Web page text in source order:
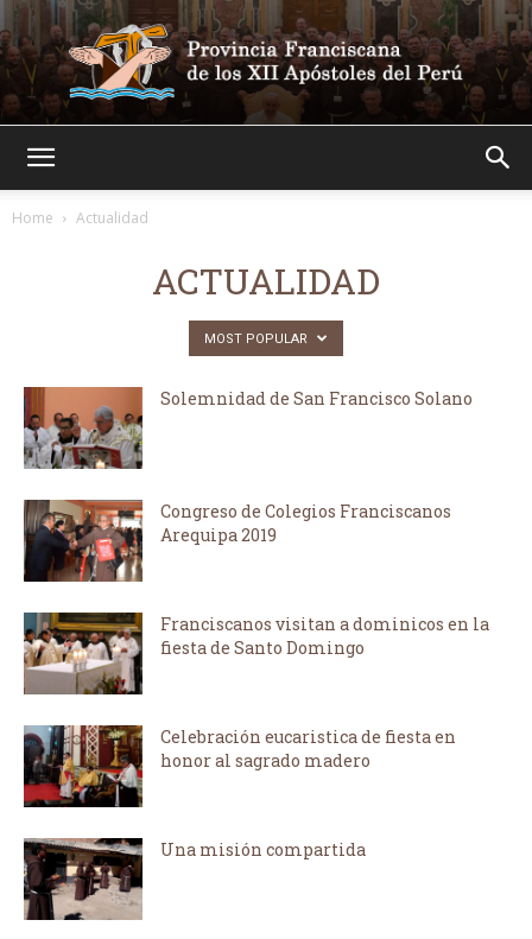
Home Actualidad
ACTUALIDAD
MOST POPULAR
Solemnidad de San Francisco Solano
Congreso de Colegios Franciscanos
Arequipa 2019
Franciscanos visitan a dominicos en la
fiesta de Santo Domingo
Celebración eucaristica de fiesta en
honor al sagrado madero
Una misión compartida